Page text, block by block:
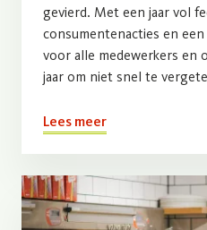
gevierd. Met een jaar vol
consumentenacties en
voor alle medewerkers en
jaar om niet snel te
Lees meer